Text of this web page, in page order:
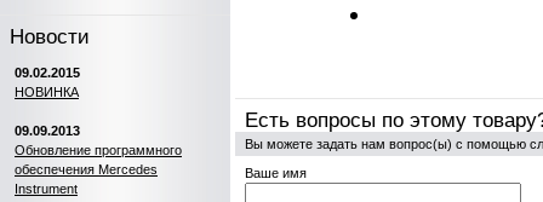
Новости
09.02.2015
НОВИНКА
09.09.2013
Обновление программного
обеспечения Mercedes
Instrument
Есть вопросы по этому
Вы можете задать нам вопрос(ы) с помощью
Ваше имя